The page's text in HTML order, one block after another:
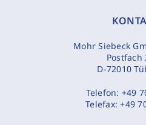
Mohr Siebeck
Postfach
D-72010
Telefon: +49
Telefax:+49